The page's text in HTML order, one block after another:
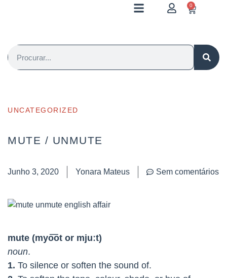
0
UNCATEGORIZED
MUTE / UNMUTE
Junho 3, 2020 Yonara Mateus Sem comentários
mute (myo͞ot or mjuːt)
noun.
1. To silence or soften the sound of.